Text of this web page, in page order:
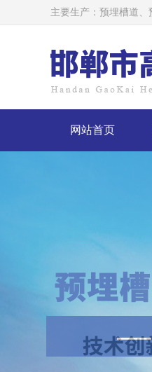
主要生产： 预埋槽道 、
网站首页